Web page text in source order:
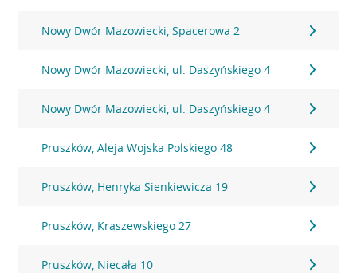
Nowy Dwór Mazowiecki, Spacerowa 2
Nowy Dwór Mazowiecki, ul. Daszyńskiego 4
Nowy Dwór Mazowiecki, ul. Daszyńskiego 4
Pruszków, Aleja Wojska Polskiego 48
Pruszków, Henryka Sienkiewicza 19
Pruszków, Kraszewskiego 27
Pruszków, Niecała 10